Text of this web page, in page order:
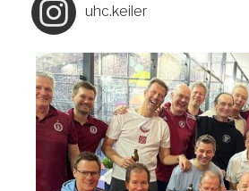
uhc.keiler